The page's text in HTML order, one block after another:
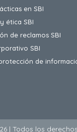
en SBI
ética SBI
de reclamos SBI
SBI
de
| Todos los